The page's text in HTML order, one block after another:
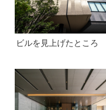
ビルを見上げたところ